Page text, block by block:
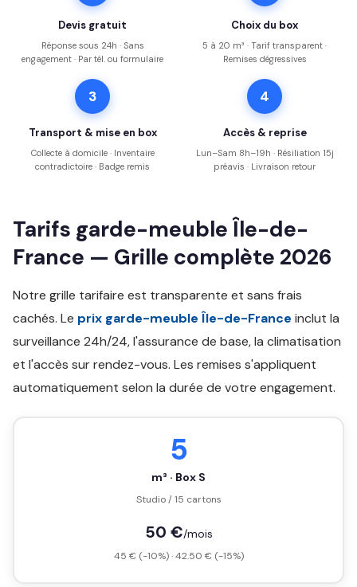
Devis gratuit
Réponse sous 24h · Sans
engagement · Par tél. ou formulaire
Choix du box
5 à 20 m³ · Tarif transparent ·
Remises dégressives
3
Transport & mise en box
Collecte à domicile · Inventaire
contradictoire · Badge remis
4
Accès & reprise
Lun–Sam 8h–19h · Résiliation 15j
préavis · Livraison retour
Tarifs garde-meuble Île-de-
France — Grille complète 2026
Notre grille tarifaire est transparente et sans frais
cachés. Le prix garde-meuble Île-de-France inclut la
surveillance 24h/24, l'assurance de base, la climatisation
et l'accès sur rendez-vous. Les remises s'appliquent
automatiquement selon la durée de votre engagement.
5
m³ · Box S
Studio / 15 cartons
50 €/mois
45 € (-10%) · 42.50 € (-15%)